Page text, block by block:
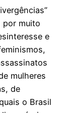
por muito
e
mulheres
de
o Brasil